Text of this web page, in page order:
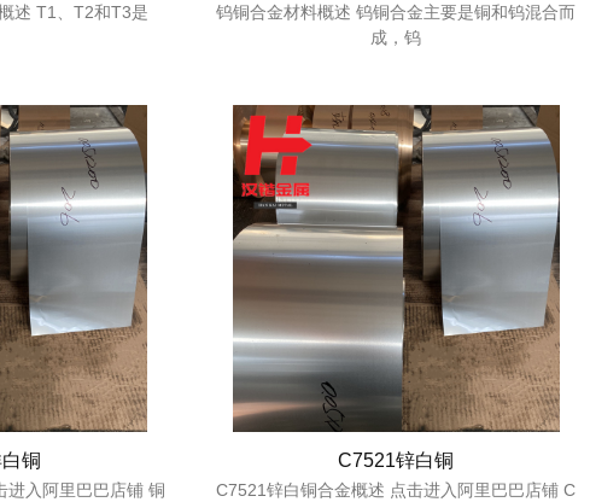
述 T1、T2和T3是
钨铜合金材料概述 钨铜合金主要是铜和钨混合而
成，钨
铜
进入阿里巴巴店铺 铜
C7521锌白铜
C7521锌白铜合金概述 点击进入阿里巴巴店铺 C